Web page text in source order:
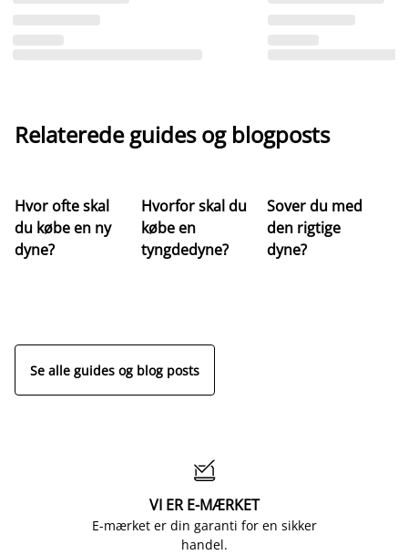
Relaterede guides og blogposts
Hvor ofte skal
du købe en ny
dyne?
Hvorfor skal du
købe en
tyngdedyne?
Sover du med
den rigtige
dyne?
Se alle guides og blog posts

VI ER E-MÆRKET
E-mærket er din garanti for en sikker
handel.